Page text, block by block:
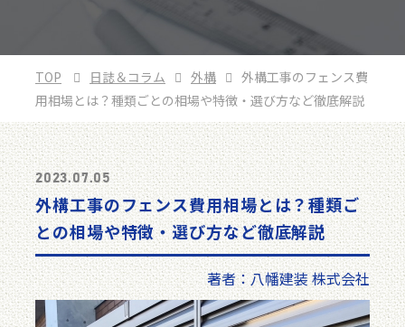
TOP 日誌＆コラム 外構
外構工事のフェンス費
用相場とは？種類ごとの相場や特徴・選び方など徹底解説
2023.07.05
外構工事のフェンス費用相場とは？種類ご
との相場や特徴・選び方など徹底解説
著者：八幡建装 株式会社